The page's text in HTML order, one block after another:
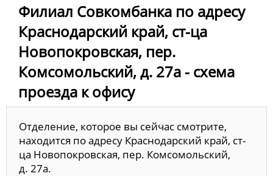
Филиал Совкомбанка по адресу
Краснодарский край, ст-ца
Новопокровская, пер.
Комсомольский, д. 27а - схема
проезда к офису
Отделение, которое вы сейчас смотрите,
находится по адресу Краснодарский край, ст-
ца Новопокровская, пер. Комсомольский,
д. 27а.